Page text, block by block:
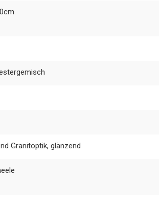
Granitoptik, glänzend